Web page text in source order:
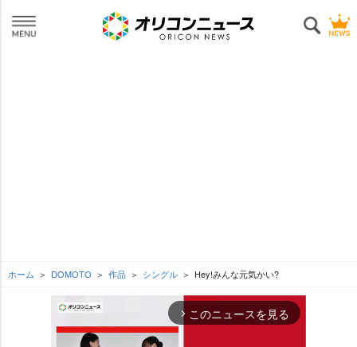
ホーム DOMOTO 作品 シングル Hey!みんな元気かい?
arrow_forward_ios このニュースを見る